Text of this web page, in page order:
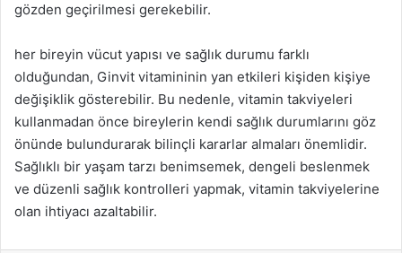
gözden geçirilmesi gerekebilir.
her bireyin vücut yapısı ve sağlık durumu farklı
olduğundan, Ginvit vitamininin yan etkileri kişiden kişiye
değişiklik gösterebilir. Bu nedenle, vitamin takviyeleri
kullanmadan önce bireylerin kendi sağlık durumlarını göz
önünde bulundurarak bilinçli kararlar almaları önemlidir.
Sağlıklı bir yaşam tarzı benimsemek, dengeli beslenmek
ve düzenli sağlık kontrolleri yapmak, vitamin takviyelerine
olan ihtiyacı azaltabilir.